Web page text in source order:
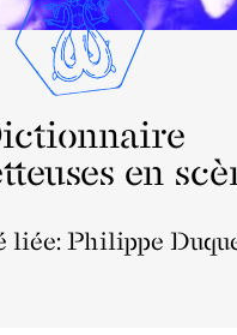
en
liée: Philippe